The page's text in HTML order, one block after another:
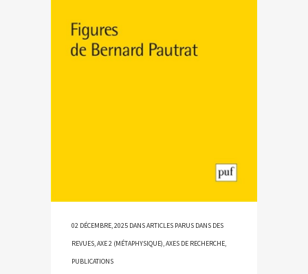
02 DÉCEMBRE, 2025 DANSARTICLES PARUS DANS DES
REVUES,AXE 2 (MÉTAPHYSIQUE),AXES DE RECHERCHE,
PUBLICATIONS